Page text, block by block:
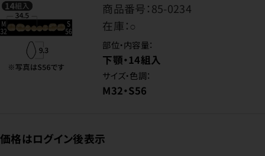
商品番号：85-0234
在庫：○
部位・内容量：
下顎・14組入
サイズ・色調：
M32・S56
価格はログイン後表示